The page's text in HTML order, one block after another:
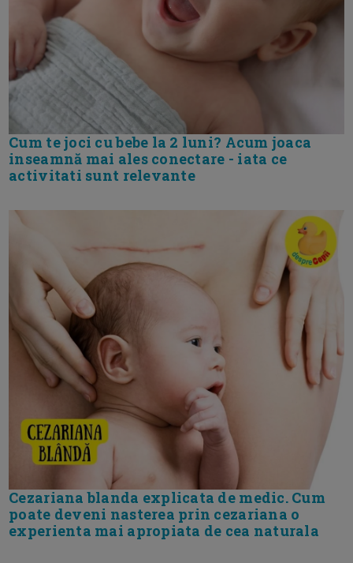
Cum te joci cu bebe la 2 luni? Acum joaca
inseamnă mai ales conectare - iata ce
activitati sunt relevante
Cezariana blanda explicata de medic. Cum
poate deveni nasterea prin cezariana o
experienta mai apropiata de cea naturala